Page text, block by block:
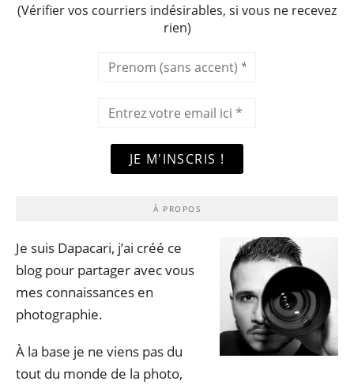
(Vérifier vos courriers indésirables, si vous ne recevez
rien)
À PROPOS
Je suis Dapacari, j’ai créé ce
blog pour partager avec vous
mes connaissances en
photographie.
À la base je ne viens pas du
tout du monde de la photo,